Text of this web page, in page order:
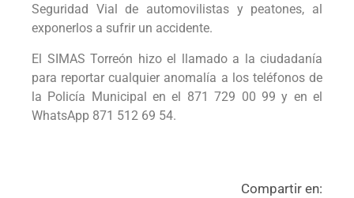
Seguridad Vial de automovilistas y peatones, al
exponerlos a sufrir un accidente.
El SIMAS Torreón hizo el llamado a la ciudadanía
para reportar cualquier anomalía a los teléfonos de
la Policía Municipal en el 871 729 00 99 y en el
WhatsApp 871 512 69 54.
Compartir en: